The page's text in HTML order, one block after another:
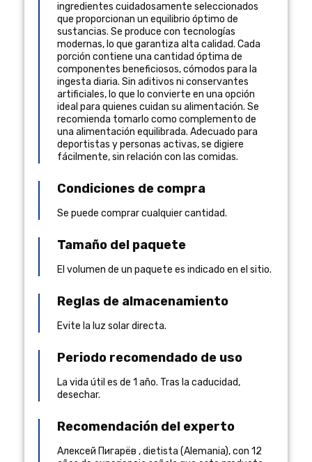
ingredientes cuidadosamente seleccionados
que proporcionan un equilibrio óptimo de
sustancias. Se produce con tecnologías
modernas, lo que garantiza alta calidad. Cada
porción contiene una cantidad óptima de
componentes beneficiosos, cómodos para la
ingesta diaria. Sin aditivos ni conservantes
artificiales, lo que lo convierte en una opción
ideal para quienes cuidan su alimentación. Se
recomienda tomarlo como complemento de
una alimentación equilibrada. Adecuado para
deportistas y personas activas, se digiere
fácilmente, sin relación con las comidas.
Condiciones de compra
Se puede comprar cualquier cantidad.
Tamaño del paquete
El volumen de un paquete es indicado en el sitio.
Reglas de almacenamiento
Evite la luz solar directa.
Periodo recomendado de uso
La vida útil es de 1 año. Tras la caducidad,
desechar.
Recomendación del experto
Алексей Пигарёв ,dietista (Alemania), con 12